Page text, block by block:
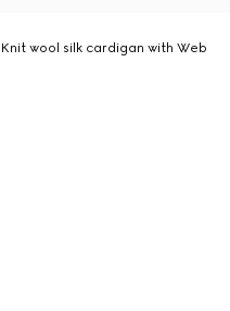
Knit wool silk cardigan with Web